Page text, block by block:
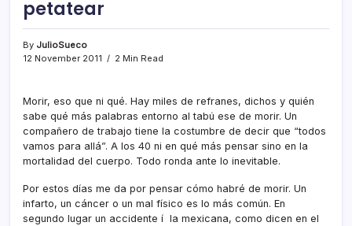
petatear
By JulioSueco
12 November 2011
2 Min Read
Morir, eso que ni qué. Hay miles de refranes, dichos y quién
sabe qué más palabras entorno al tabú ese de morir. Un
compañero de trabajo tiene la costumbre de decir que “todos
vamos para allá”. A los 40 ni en qué más pensar sino en la
mortalidad del cuerpo. Todo ronda ante lo inevitable.
Por estos dí­as me da por pensar cómo habré de morir. Un
infarto, un cáncer o un mal fí­sico es lo más común. En
segundo lugar un accidente í la mexicana, como dicen en el